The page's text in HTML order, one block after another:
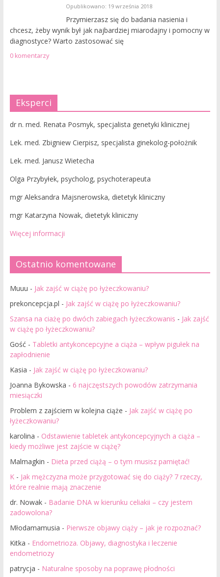
Opublikowano: 19 września 2018
Przymierzasz się do badania nasienia i
chcesz, żeby wynik był jak najbardziej miarodajny i pomocny w
diagnostyce? Warto zastosować się
0 komentarzy
Eksperci
dr n. med. Renata Posmyk, specjalista genetyki klinicznej
Lek. med. Zbigniew Cierpisz, specjalista ginekolog-położnik
Lek. med. Janusz Wietecha
Olga Przybyłek, psycholog, psychoterapeuta
mgr Aleksandra Majsnerowska, dietetyk kliniczny
mgr Katarzyna Nowak, dietetyk kliniczny
Więcej informacji
Ostatnio komentowane
Muuu - Jak zajść w ciążę po łyżeczkowaniu?
prekoncepcja.pl - Jak zajść w ciążę po łyżeczkowaniu?
Szansa na ciażę po dwóch zabiegach łyżeczkowanis - Jak zajść
w ciążę po łyżeczkowaniu?
Gość - Tabletki antykoncepcyjne a ciąża – wpływ pigułek na
zapłodnienie
Kasia - Jak zajść w ciążę po łyżeczkowaniu?
Joanna Bykowska - 6 najczęstszych powodów zatrzymania
miesiączki
Problem z zajściem w kolejna ciąże - Jak zajść w ciążę po
łyżeczkowaniu?
karolina - Odstawienie tabletek antykoncepcyjnych a ciąża –
kiedy możliwe jest zajście w ciążę?
Malmagkin - Dieta przed ciążą – o tym musisz pamiętać!
K- Jak mężczyzna może przygotować się do ciąży? 7 rzeczy,
które realnie mają znaczenie
dr. Nowak- Badanie DNA w kierunku celiakii – czy jestem
zadowolona?
Młodamamusia - Pierwsze objawy ciąży – jak je rozpoznać?
Kitka - Endometrioza. Objawy, diagnostyka i leczenie
endometriozy
patrycja - Naturalne sposoby na poprawę płodności